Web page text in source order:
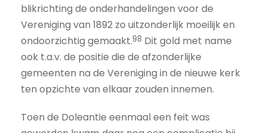
blikrichting de onderhandelingen voor de
Vereniging van 1892 zo uitzonderlijk moeilijk en
ondoorzichtig gemaakt.98 Dit gold met name
ook t.a.v. de positie die de afzonderlijke
gemeenten na de Vereniging in de nieuwe kerk
ten opzichte van elkaar zouden innemen.
Toen de Doleantie eenmaal een feit was